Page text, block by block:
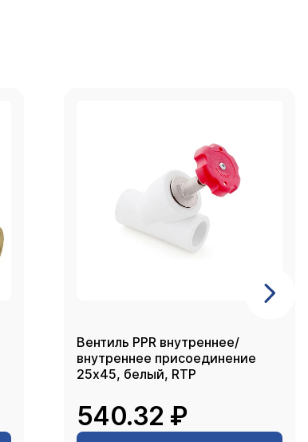
Вентиль PPR внутреннее/
внутреннее присоединение
25х45, белый, RTP
540.32 ₽